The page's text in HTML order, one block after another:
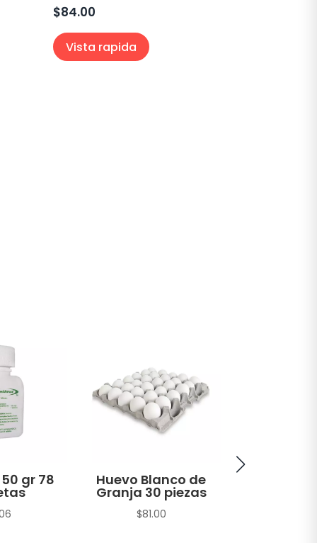
$84.00
Vista rapida
gr 78 Huevo Blanco de
Granja 30 piezas
$81.00